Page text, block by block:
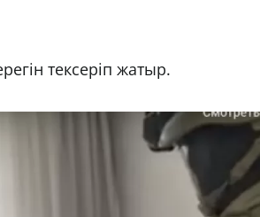
тексеріп жатыр.